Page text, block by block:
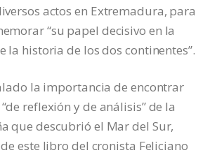
actos en Extremadura, para
“su papel decisivo en la
la historia de los dos continentes”.
la importancia de encontrar
reflexión y de análisis” de la
que descubrió el Mar del Sur,
este libro del cronista Feliciano